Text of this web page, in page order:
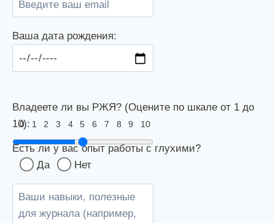
Ваша дата рождения:
Владеете ли вы РЖЯ? (Оцените по шкале от 1 до
10):
0 1 2 3 4 5 6 7 8 9 10
Есть ли у вас опыт работы с глухими?
Да
Нет